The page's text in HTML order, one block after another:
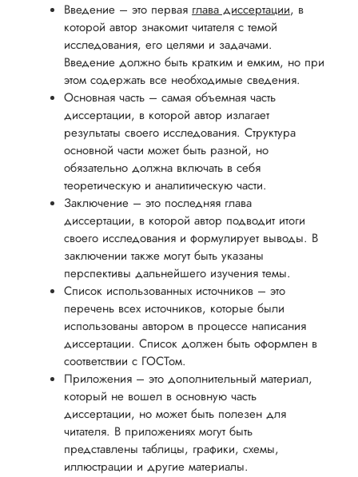
Введение – это первая глава диссертации, в
которой автор знакомит читателя с темой
исследования, его целями и задачами.
Введение должно быть кратким и емким, но при
этом содержать все необходимые сведения.
Основная часть – самая объемная часть
диссертации, в которой автор излагает
результаты своего исследования. Структура
основной части может быть разной, но
обязательно должна включать в себя
теоретическую и аналитическую части.
Заключение – это последняя глава
диссертации, в которой автор подводит итоги
своего исследования и формулирует выводы. В
заключении также могут быть указаны
перспективы дальнейшего изучения темы.
Список использованных источников – это
перечень всех источников, которые были
использованы автором в процессе написания
диссертации. Список должен быть оформлен в
соответствии с ГОСТом.
Приложения – это дополнительный материал,
который не вошел в основную часть
диссертации, но может быть полезен для
читателя. В приложениях могут быть
представлены таблицы, графики, схемы,
иллюстрации и другие материалы.